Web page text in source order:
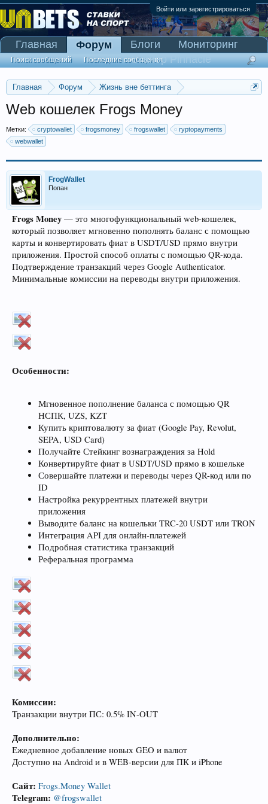
Войти или зарегистрироваться
Главная Форум
Жизнь вне беттинга
Web кошелек Frogs Money
Метки: cryptowallet frogsmoney frogswallet
ryptopayments
webwallet
FrogWallet
Попан
Frogs Money — это многофункциональный web-кошелек,
который позволяет мгновенно пополнять баланс с помощью
карты и конвертировать фиат в USDT/USD прямо внутри
приложения. Простой способ оплаты с помощью QR-кода.
Подтверждение транзакций через Google Authenticator.
Минимальные комиссии на переводы внутри приложения.
Особенности:
Мгновенное пополнение баланса с помощью QR
НСПК, UZS, KZT
Купить криптовалюту за фиат (Google Pay, Revolut,
SEPA, USD Card)
Получайте Стейкинг вознаграждения за Hold
Конвертируйте фиат в USDT/USD прямо в кошельке
Совершайте платежи и переводы через QR-код или по
ID
Настройка рекуррентных платежей внутри
приложения
Выводите баланс на кошельки TRC-20 USDT или TRON
Интеграция API для онлайн-платежей
Подробная статистика транзакций
Реферальная программа
Комиссии:
Транзакции внутри ПС: 0.5% IN-OUT
Дополнительно:
Ежедневное добавление новых GEO и валют
Доступно на Android и в WEB-версии для ПК и iPhone
Сайт: Frogs.Money Wallet
Telegram: @frogswallet
Главная Форум
Поиск сообщений Последние сообщения
Блоги
Мониторинг
Сканер Pinnacle